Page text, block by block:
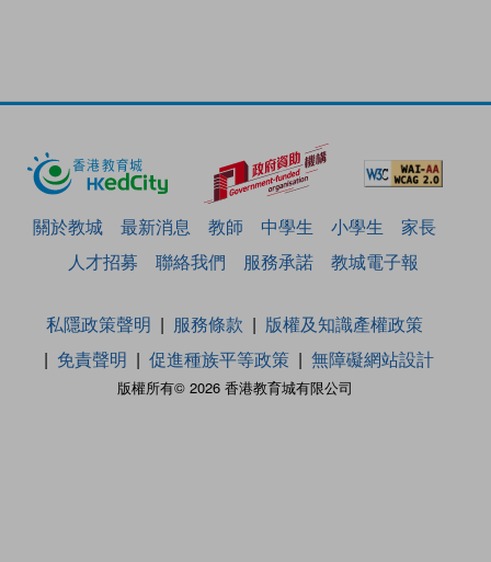
關於教城 最新消息 教師 中學生 小學生
家長
人才招募
聯絡我們 服務承諾 教城電子報
版權所有© 2026 香港教育城有限公司
私隱政策聲明 服務條款
版權及知識產權政策
免責聲明
促進種族平等政策 無障礙網站設計